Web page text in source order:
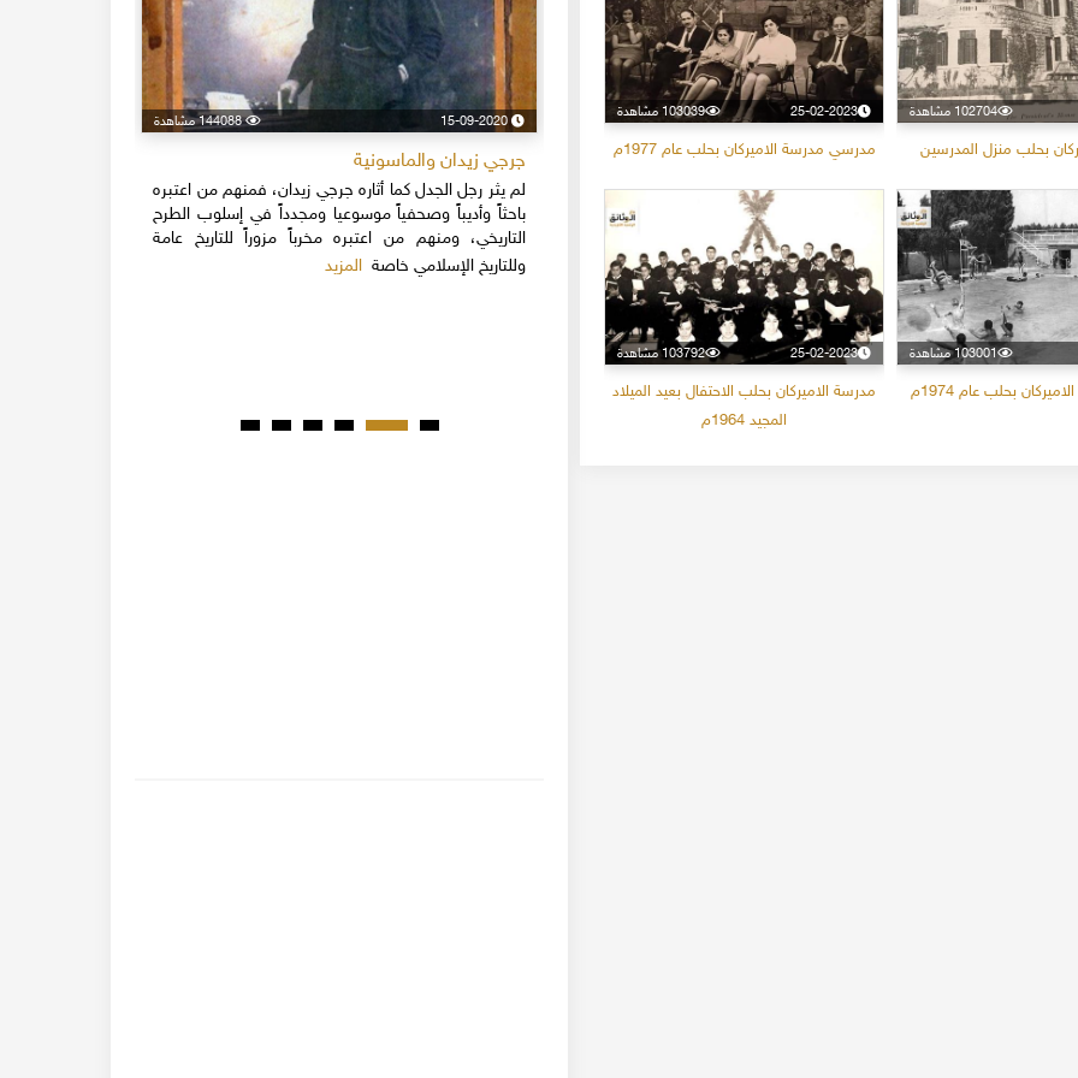
102704 مشاهدة
بحلب منزل المدرسين
25-02-2023 103039 مشاهدة
مدرسي مدرسة الاميركان بحلب عام 1977م
103001 مشاهدة
بحلب عام 1974م
25-02-2023 103792 مشاهدة
مدرسة الاميركان بحلب الاحتفال بعيد الميلاد
المجيد 1964م
عام 1918، انسحبت
20-04-2020 154901 مشاهدة
ما لم ينشر عن "الطقس الاسكتلندي الماسوني "
(The Scottish Rite)
لا تزال الأسئلة والتكهنات كثيرة حول نشوء تنظيم
"الماسونية" السري والذي يعرف باسم "عشيرة البناؤون
الأحرار"، ومن الروايات الشائعة عن نشأة الماسونيةالمزيد
15-09-2020 144088 مشاهدة
جرجي زيدان والماسونية
لم يثر رجل الجدل كما أثاره جرجي زيدان، فمنهم من اعتبره
باحثاً وأديباً وصحفياً موسوعيا ومجدداً في إسلوب الطرح
التاريخي، ومنهم من اعتبره مخرباً مزوراً للتاريخ عامة
وللتاريخ الإسلامي خاصة المزيد